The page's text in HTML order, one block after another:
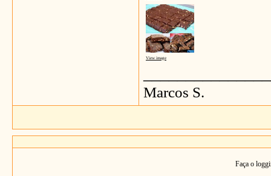
View image
Marcos S.
Faça o